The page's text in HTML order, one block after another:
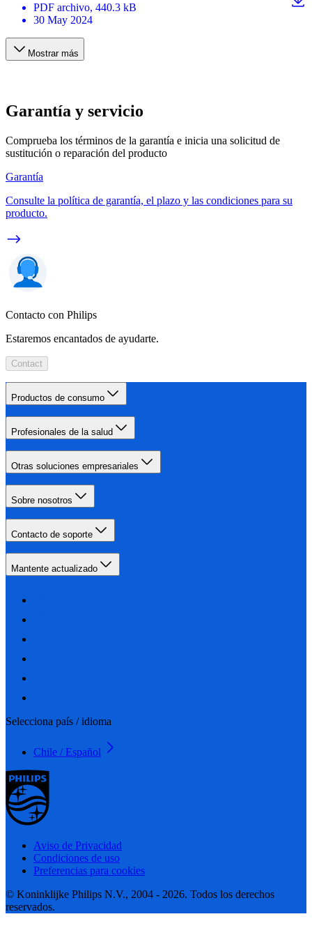
PDF archivo, 440.3 kB
30 May 2024
Mostrar más
Garantía y servicio
Comprueba los términos de la garantía e inicia una solicitud de
sustitución o reparación del producto
Garantía
Consulte la política de garantía, el plazo y las condiciones para su
producto.
Contacto con Philips
Estaremos encantados de ayudarte.
Contact
Productos de consumo
Profesionales de la salud
Otras soluciones empresariales
Sobre nosotros
Contacto de soporte
Mantente actualizado
Selecciona país / idioma
Chile / Español
Aviso de Privacidad
Condiciones de uso
Preferencias para cookies
© Koninklijke Philips N.V., 2004 - 2026. Todos los derechos
reservados.